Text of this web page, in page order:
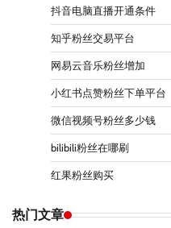
抖音电脑直播开通条件
知乎粉丝交易平台
网易云音乐粉丝增加
小红书点赞粉丝下单平台
微信视频号粉丝多少钱
bilibili粉丝在哪刷
红果粉丝购买
热门文章